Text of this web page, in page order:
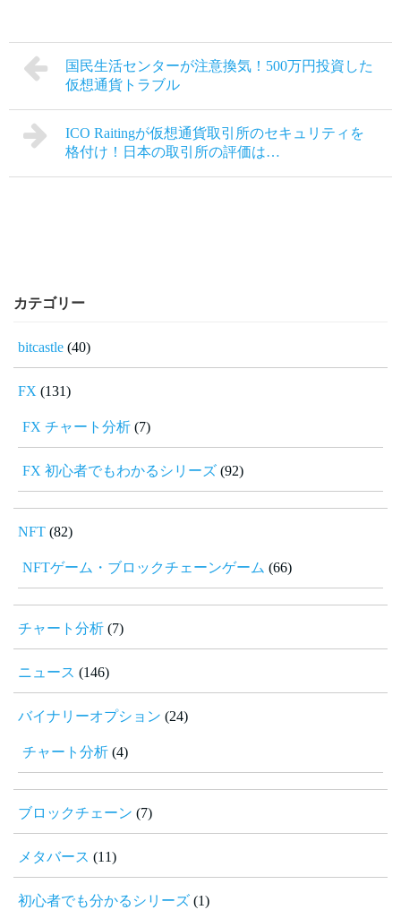
国民生活センターが注意換気！500万円投資した
仮想通貨トラブル
ICO Raitingが仮想通貨取引所のセキュリティを
格付け！日本の取引所の評価は…
カテゴリー
bitcastle (40)
FX (131)
FX チャート分析 (7)
FX 初心者でもわかるシリーズ (92)
NFT (82)
NFTゲーム・ブロックチェーンゲーム (66)
チャート分析 (7)
ニュース (146)
バイナリーオプション (24)
チャート分析 (4)
ブロックチェーン (7)
メタバース (11)
初心者でも分かるシリーズ (1)